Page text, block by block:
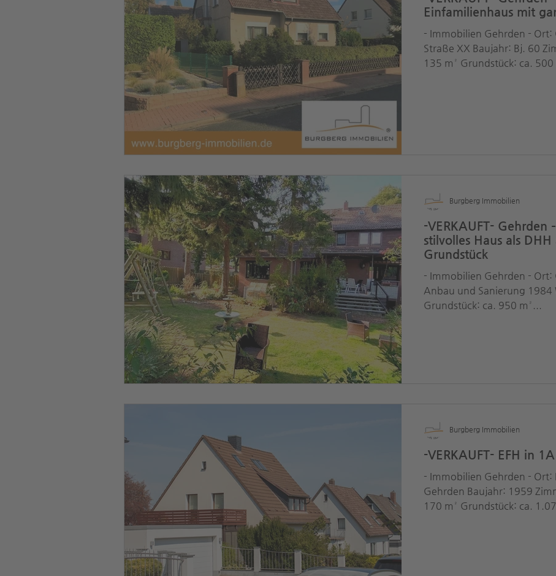
Einfamilienhaus mit
- Immobilien Gehrden - Ort:
Straße XX Baujahr: Bj. 60
135 m² Grundstück: ca. 500
-VERKAUFT- Gehrden
stilvolles Haus als
Grundstück
- Immobilien Gehrden - Ort:
Anbau und Sanierung 1984
Grundstück: ca. 950 m²...
Burgberg Immobilien
-VERKAUFT- EFH in
- Immobilien Gehrden -
Gehrden Baujahr: 1959
170 m² Grundstück: ca.
Burgberg Immobilien